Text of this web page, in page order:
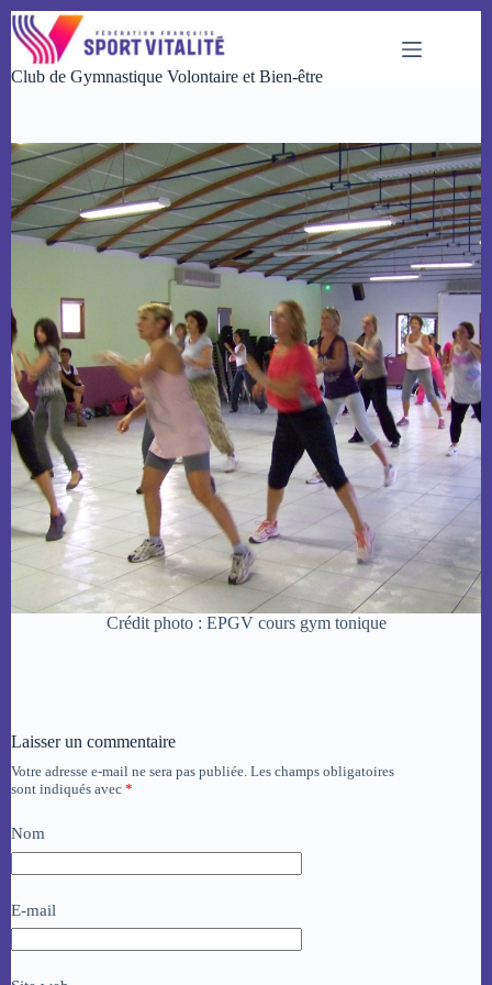
Passer
au
contenu
Club de Gymnastique Volontaire et Bien-être
Crédit photo : EPGV cours gym tonique
Laisser un commentaire
Votre adresse e-mail ne sera pas publiée. Les champs obligatoires
sont indiqués avec *
Nom
E-mail